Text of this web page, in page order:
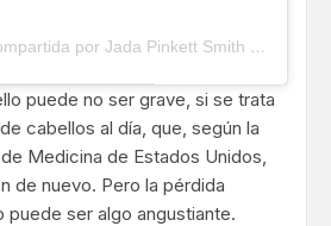
Una publicación compartida por Jada Pinkett Smith (@jadapinkettsmith)
puede no ser grave, si se trata
cabellos al día, que, según la
Medicina de Estados Unidos,
de nuevo. Pero la pérdida
ser algo angustiante.